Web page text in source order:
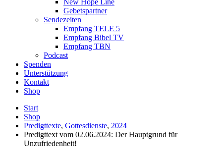
New Hope Line
Gebetspartner
Sendezeiten
Empfang TELE 5
Empfang Bibel TV
Empfang TBN
Podcast
Spenden
Unterstützung
Kontakt
Shop
Start
Shop
Predigttexte, Gottesdienste, 2024
Predigttext vom 02.06.2024: Der Hauptgrund für
Unzufriedenheit!